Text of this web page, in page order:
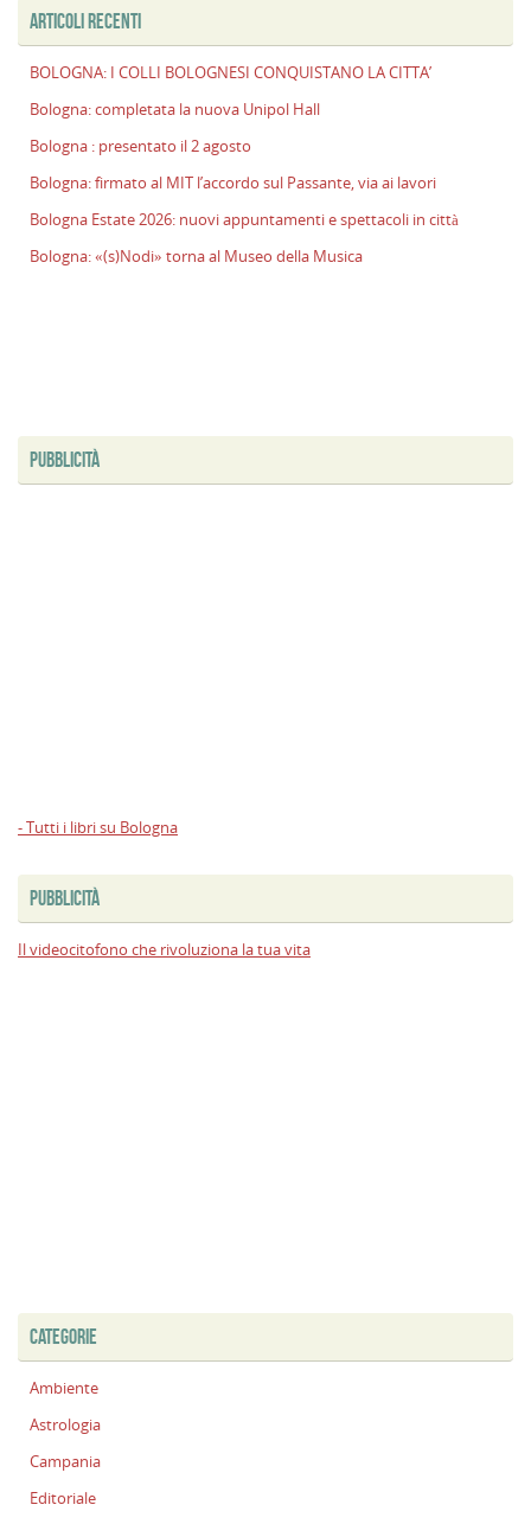
ARTICOLI RECENTI
BOLOGNA: I COLLI BOLOGNESI CONQUISTANO LA CITTA’
Bologna: completata la nuova Unipol Hall
Bologna : presentato il 2 agosto
Bologna: firmato al MIT l’accordo sul Passante, via ai lavori
Bologna Estate 2026: nuovi appuntamenti e spettacoli in città
Bologna: «(s)Nodi» torna al Museo della Musica
PUBBLICITÀ
- Tutti i libri su Bologna
PUBBLICITÀ
Il videocitofono che rivoluziona la tua vita
CATEGORIE
Ambiente
Astrologia
Campania
Editoriale